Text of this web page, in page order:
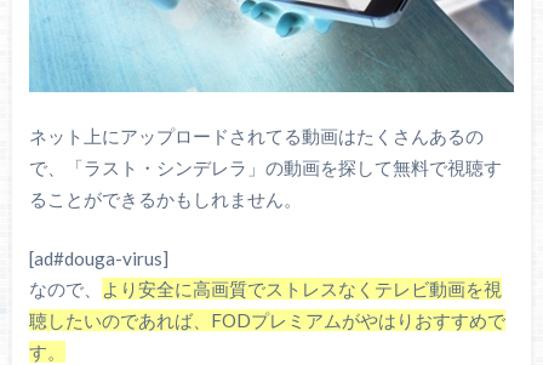
ネット上にアップロードされてる動画はたくさんあるの
で、「ラスト・シンデレラ」の動画を探して無料で視聴す
ることができるかもしれません。
[ad#douga-virus]
なので、
より安全に高画質でストレスなくテレビ動画を視
聴したいのであれば、FODプレミアムがやはりおすすめで
す。